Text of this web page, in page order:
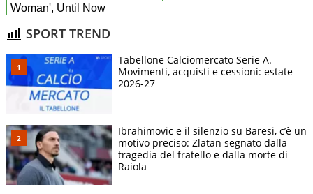
SPORT TREND
Tabellone Calciomercato Serie A.
Movimenti, acquisti e cessioni: estate
2026-27
Ibrahimovic e il silenzio su Baresi, c’è un
motivo preciso: Zlatan segnato dalla
tragedia del fratello e dalla morte di
Raiola